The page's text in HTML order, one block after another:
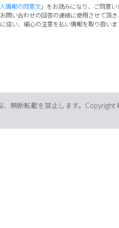
情報の同意文」をお読みになり、ご同意
問い合わせの回答の連絡に使用させて頂
従い、細心の注意を払い情報を取り扱いま
無断転載を禁止します。Copyright